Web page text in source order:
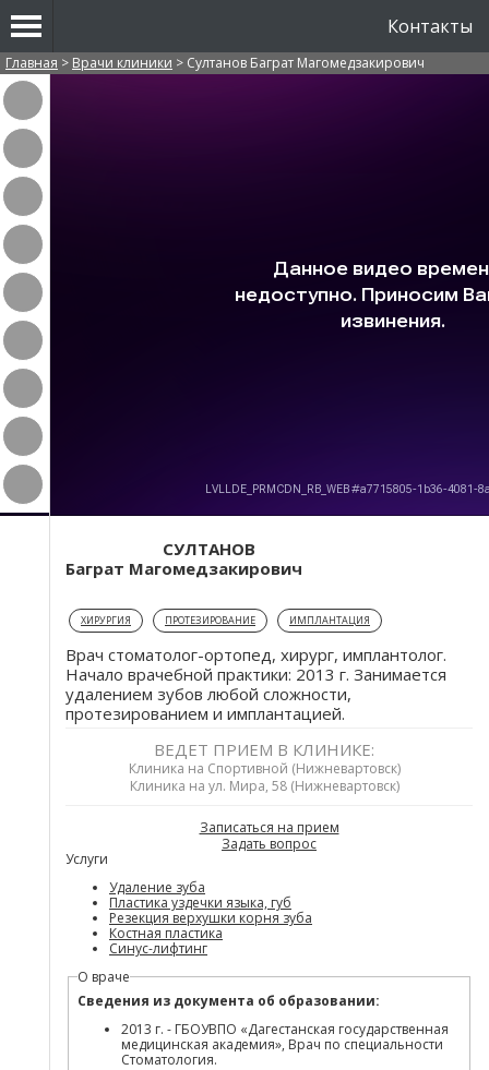
Контакты
Вы здесь
Главная > Врачи клиники > Султанов Баграт Магомедзакирович
СУЛТАНОВ
Баграт Магомедзакирович
ХИРУРГИЯ ПРОТЕЗИРОВАНИЕ ИМПЛАНТАЦИЯ
Врач стоматолог-ортопед, хирург, имплантолог.
Начало врачебной практики: 2013 г. Занимается
удалением зубов любой сложности,
протезированием и имплантацией.
ВЕДЕТ ПРИЕМ В КЛИНИКЕ:
Клиника на Спортивной (Нижневартовск)
Клиника на ул. Мира, 58 (Нижневартовск)
Записаться на прием
Задать вопрос
Услуги
Удаление зуба
Пластика уздечки языка, губ
Резекция верхушки корня зуба
Костная пластика
Синус-лифтинг
Вкладки
О враче
Сведения из документа об образовании:
2013 г. - ГБОУВПО «Дагестанская государственная
медицинская академия», Врач по специальности
Стоматология.